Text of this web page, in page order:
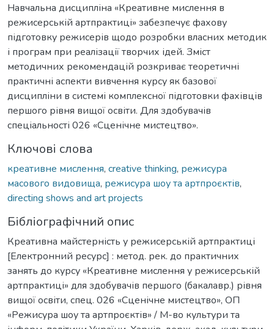
Навчальна дисципліна «Креативне мислення в
режисерській артпрактиці» забезпечує фахову
підготовку режисерів щодо розробки власних методик
і програм при реалізації творчих ідей. Зміст
методичних рекомендацій розкриває теоретичні
практичні аспекти вивчення курсу як базової
дисципліни в системі комплексної підготовки фахівців
першого рівня вищої освіти. Для здобувачів
спеціальності 026 «Сценічне мистецтво».
Ключові слова
креативне мислення, creative thinking, режисура
масового видовища, режисура шоу та артпроєктів,
directing shows and art projects
Бібліографічний опис
Креативна майстерність у режисерській артпрактиці
[Електронний ресурс] : метод. рек. до практичних
занять до курсу «Креативне мислення у режисерській
артпрактиці» для здобувачів першого (бакалавр.) рівня
вищої освіти, спец. 026 «Сценічне мистецтво», ОП
«Режисура шоу та артпроєктів» / М-во культури та